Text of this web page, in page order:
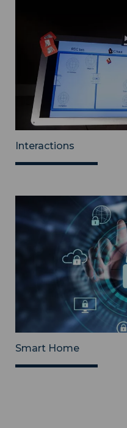
Interactions
Smart Home